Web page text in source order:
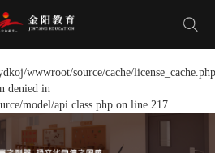
wwwroot/source/cache/
denied in
model/api.class.php on line 217